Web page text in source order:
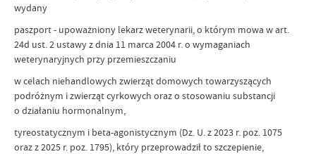
wydany
paszport - upoważniony lekarz weterynarii, o którym mowa w art.
24d ust. 2 ustawy z dnia 11 marca 2004 r. o wymaganiach
weterynaryjnych przy przemieszczaniu
w celach niehandlowych zwierząt domowych towarzyszących
podróżnym i zwierząt cyrkowych oraz o stosowaniu substancji
o działaniu hormonalnym,
tyreostatycznym i beta-agonistycznym (Dz. U. z 2023 r. poz. 1075
oraz z 2025 r. poz. 1795), który przeprowadził to szczepienie,